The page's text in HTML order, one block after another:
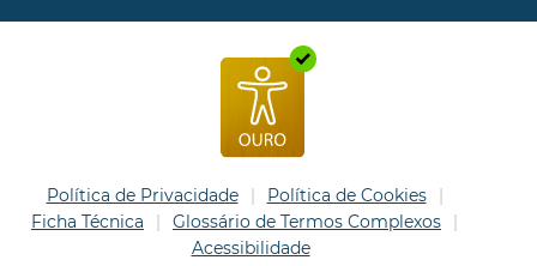
Política de Privacidade
Política de Cookies
Ficha Técnica
Glossário de Termos Complexos
Acessibilidade